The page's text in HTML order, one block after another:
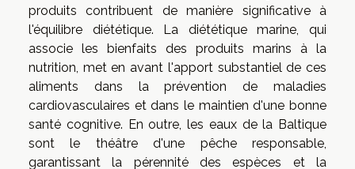
produits contribuent de manière significative à
l'équilibre diététique. La diététique marine, qui
associe les bienfaits des produits marins à la
nutrition, met en avant l'apport substantiel de ces
aliments dans la prévention de maladies
cardiovasculaires et dans le maintien d'une bonne
santé cognitive. En outre, les eaux de la Baltique
sont le théâtre d'une pêche responsable,
garantissant la pérennité des espèces et la